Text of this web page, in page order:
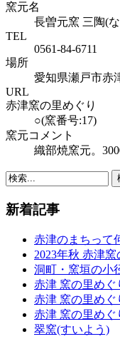
窯元名
長曽元窯 三陶(
TEL
0561-84-6711
場所
愛知県瀬戸市赤
URL
赤津窯の里めぐり
○(窯番号:17)
窯元コメント
織部焼窯元。
新着記事
赤津のまちって
2023年秋 赤津窯
洞町・窯垣の小
赤津 窯の里め
赤津 窯の里め
赤津 窯の里め
翠窯(すいよう)